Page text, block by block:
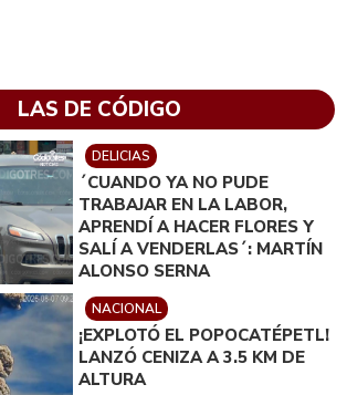
LAS DE CÓDIGO
DELICIAS
´CUANDO YA NO PUDE
TRABAJAR EN LA LABOR,
APRENDÍ A HACER FLORES Y
SALÍ A VENDERLAS´: MARTÍN
ALONSO SERNA
NACIONAL
¡EXPLOTÓ EL POPOCATÉPETL!
LANZÓ CENIZA A 3.5 KM DE
ALTURA